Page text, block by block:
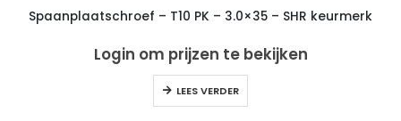
Spaanplaatschroef – T10 PK – 3.0×35 – SHR keurmerk
Login om prijzen te bekijken
LEES VERDER